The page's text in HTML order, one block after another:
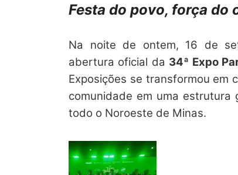
Festa do povo, força do
Na noite de ontem, 16 de
abertura oficial da 34ª Expo
Exposições se transformou em
comunidade em uma
todo o Noroeste de Minas.